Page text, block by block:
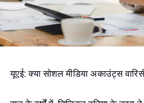
यूएई: क्या सोशल मीडिया अकाउंट्स